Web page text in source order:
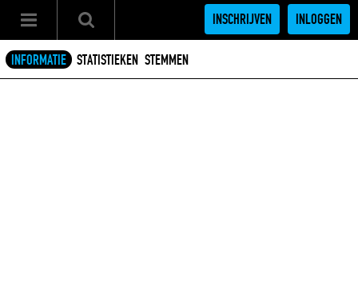
INSCHRIJVEN INLOGGEN
INFORMATIE STATISTIEKEN STEMMEN